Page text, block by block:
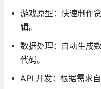
游戏原型：快速制作
辑。
数据处理：自动生成
代码。
API 开发：根据需求